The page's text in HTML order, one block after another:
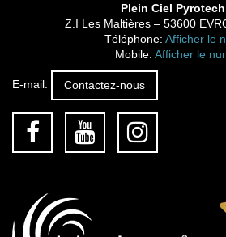
Plein Ciel
Z.I Les Maltières – 53600
Téléphone: Afficher le
Mobile: Afficher le
E-mail: Contactez-nous